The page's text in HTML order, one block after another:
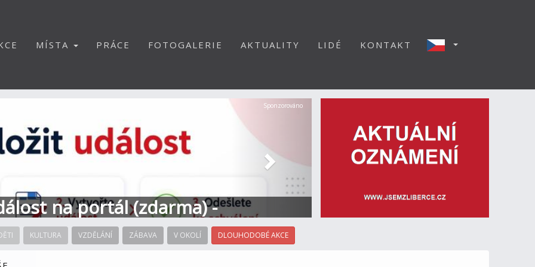
MÍSTA PRÁCE FOTOGALERIE AKTUALITY LIDÉ KONTAKT
na portál (zdarma) -
Další
Sponzorováno
KULTURA VZDĚLÁNÍ ZÁBAVA V OKOLÍ DLOUHODOBÉ AKCE